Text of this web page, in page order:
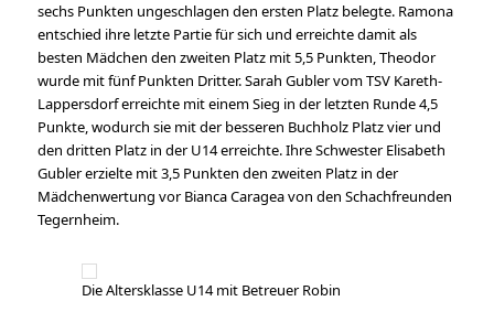
sechs Punkten ungeschlagen den ersten Platz belegte. Ramona
entschied ihre letzte Partie für sich und erreichte damit als
besten Mädchen den zweiten Platz mit 5,5 Punkten, Theodor
wurde mit fünf Punkten Dritter. Sarah Gubler vom TSV Kareth-
Lappersdorf erreichte mit einem Sieg in der letzten Runde 4,5
Punkte, wodurch sie mit der besseren Buchholz Platz vier und
den dritten Platz in der U14 erreichte. Ihre Schwester Elisabeth
Gubler erzielte mit 3,5 Punkten den zweiten Platz in der
Mädchenwertung vor Bianca Caragea von den Schachfreunden
Tegernheim.
Die Altersklasse U14 mit Betreuer Robin